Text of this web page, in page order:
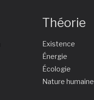
Théorie
Existence
Énergie
Écologie
Nature humaine